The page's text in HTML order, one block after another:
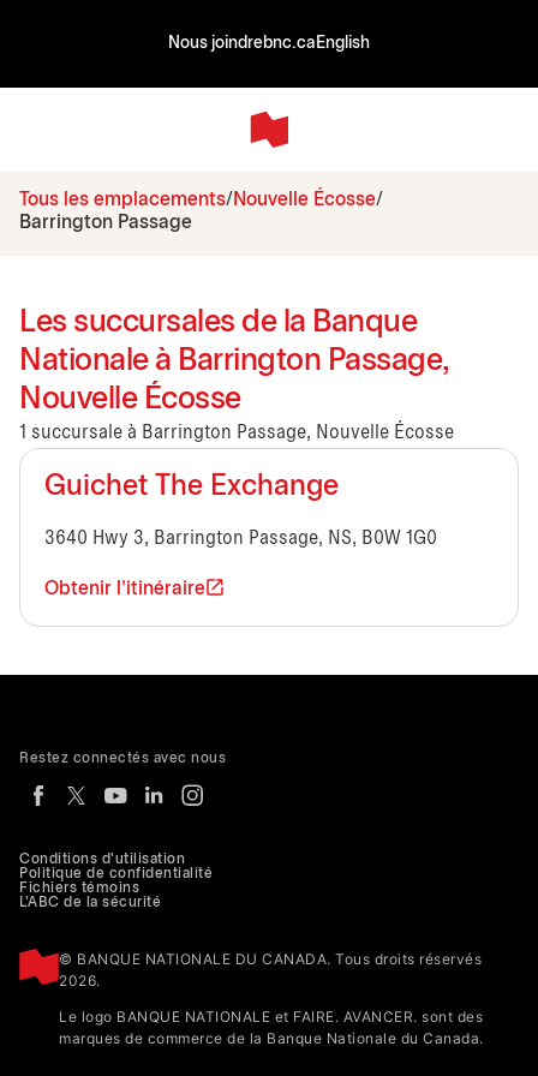
Nous joindrebnc.ca English
Tous les emplacements Nouvelle Écosse
Barrington Passage
Les succursales de la Banque
Nationale à Barrington Passage,
Nouvelle Écosse
1 succursale à Barrington Passage, Nouvelle Écosse
Guichet The Exchange
3640 Hwy 3, Barrington Passage, NS, B0W 1G0
Obtenir l'itinéraire
Conditions d'utilisation
Politique de confidentialité
Fichiers témoins
L'ABC de la sécurité
© BANQUE NATIONALE DU CANADA. Tous droits réservés
2026.
Le logo BANQUE NATIONALE et FAIRE. AVANCER. sont des
marques de commerce de la Banque Nationale du Canada.
Restez connectés avec nous